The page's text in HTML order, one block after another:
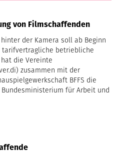
von Filmschaffenden
der Kamera soll ab Beginn
tarifvertragliche betriebliche
die Vereinte
zusammen mit der
BFFS die
für Arbeit und